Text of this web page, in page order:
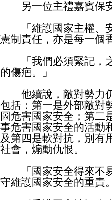
另一位主禮嘉賓保安
「維護國家主權、安
憲制責任，亦是每一個
「我們必須緊記，之
的傷疤。」
他續說，敵對勢力仍
包括：第一是外部敵對
圖危害國家安全；第二
事危害國家安全的活動
及第四是軟對抗，別有
社會，煽動仇恨。
「國家安全得來不易
守維護國家安全的重責